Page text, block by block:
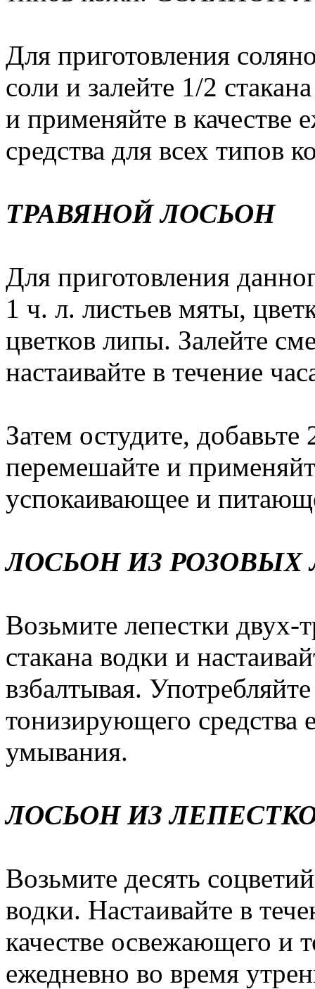
Для приготовления
соли и залейте 1/2
и применяйте в
средства для всех типов
ТРАВЯНОЙ ЛОСЬОН
Для приготовления
1 ч. л. листьев мяты,
цветков липы. Залейте
настаивайте в течение
Затем остудите,
перемешайте и
успокаивающее и
ЛОСЬОН ИЗ РОЗОВЫХ
Возьмите лепестки двух-
стакана водки и
взбалтывая.
тонизирующего средства
умывания.
ЛОСЬОН ИЗ
Возьмите десять
водки. Настаивайте в
качестве освежающего и
ежедневно во время